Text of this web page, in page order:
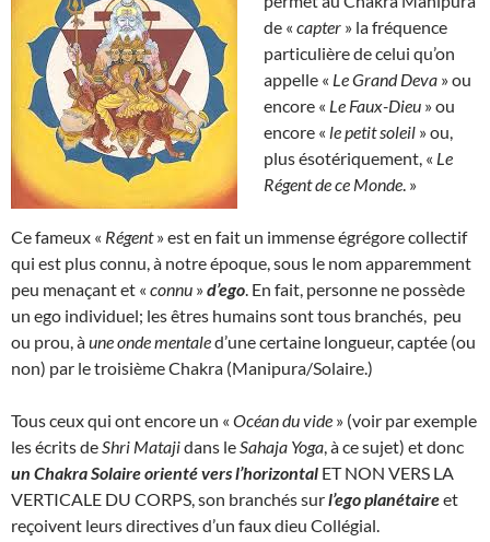
de « capter » la fréquence
particulière de celui qu’on
appelle « Le Grand Deva » ou
encore « Le Faux-Dieu » ou
encore « le petit soleil » ou,
plus ésotériquement, « Le
Régent de ce Monde . »
Ce fameux « Régent» est en fait un immense égrégore collectif
qui est plus connu, à notre époque, sous le nom apparemment
peu menaçant et « connu »d’ego . En fait, personne ne possède
un ego individuel; les êtres humains sont tous branchés, peu
ou prou, àune onde mentaled’une certaine longueur, captée (ou
non) par le troisième Chakra (Manipura/Solaire.)
Tous ceux qui ont encore un « Océan du vide » (voir par exemple
les écrits de Shri Matajidans le Sahaja Yoga , à ce sujet) et donc
un Chakra Solaire orienté vers l’horizontal ET NON VERS LA
VERTICALE DU CORPS, son branchés surl’ego planétaireet
reçoivent leurs directives d’un faux dieu Collégial.